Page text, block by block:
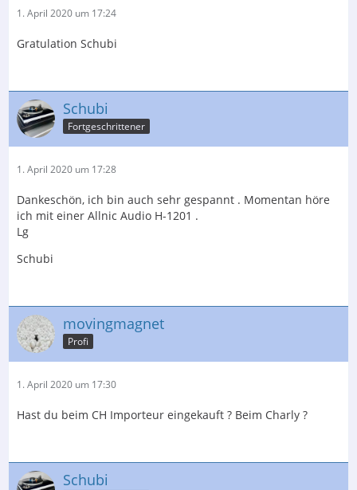
1. April 2020 um 17:24
Gratulation Schubi
Schubi
Fortgeschrittener
1. April 2020 um 17:28
Dankeschön, ich bin auch sehr gespannt . Momentan höre
ich mit einer Allnic Audio H-1201 .
Lg
Schubi
movingmagnet
Profi
1. April 2020 um 17:30
Hast du beim CH Importeur eingekauft ? Beim Charly ?
Schubi